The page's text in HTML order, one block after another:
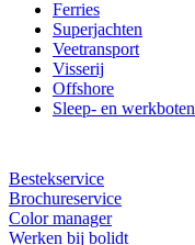
Ferries
Superjachten
Veetransport
Visserij
Offshore
Sleep- en werkboten
Bestekservice
Brochureservice
Color manager
Werken bij bolidt